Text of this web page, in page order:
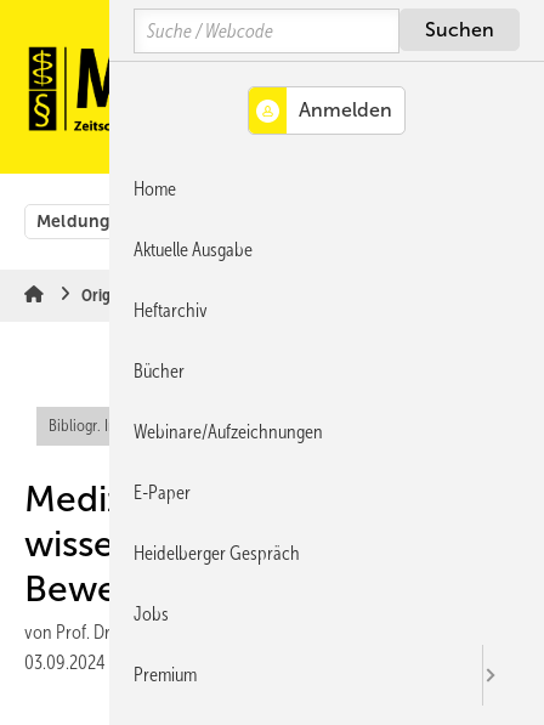
Hauptinhalt
Hauptmenü
SiteSearch
Meldungen
Originalbeiträge
Bibliogr. Info (RIS) Abo-Inhalt
Medizinisch-
wissenschaftliche
Beweiskraft
von Prof. Dr. med. T. W. Grömer
03.09.2024
Veröffentlicht in
Search
Home
Aktuelle Ausgabe
Heftarchiv
Bücher
Webinare/Aufzeichnungen
E-Paper
Heidelberger Gespräch
Jobs
Premium